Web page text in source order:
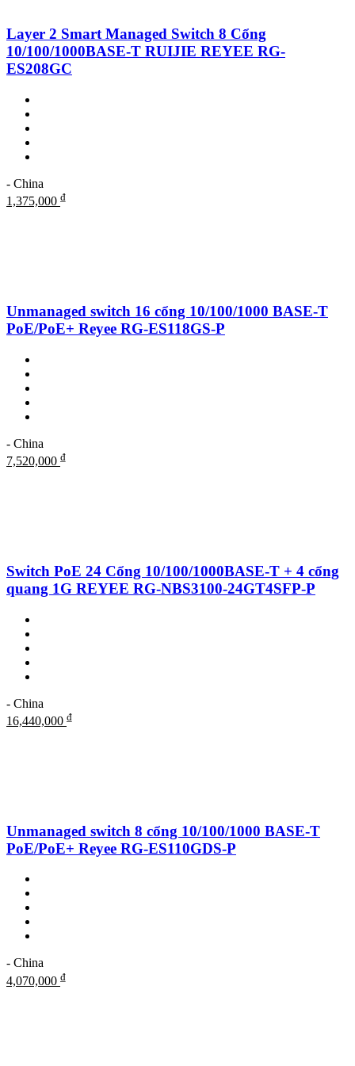
Layer 2 Smart Managed Switch 8 Cổng
10/100/1000BASE-T RUIJIE REYEE RG-
ES208GC
- China
1,375,000 ₫
Unmanaged switch 16 cổng 10/100/1000 BASE-T
PoE/PoE+ Reyee RG-ES118GS-P
- China
7,520,000 ₫
Switch PoE 24 Cổng 10/100/1000BASE-T + 4 cổng
quang 1G REYEE RG-NBS3100-24GT4SFP-P
- China
16,440,000 ₫
Unmanaged switch 8 cổng 10/100/1000 BASE-T
PoE/PoE+ Reyee RG-ES110GDS-P
- China
4,070,000 ₫